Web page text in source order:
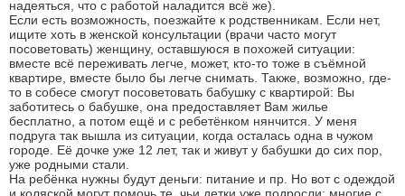
надеяться, что с работой наладится всё же).
Если есть возможность, поезжайте к родственникам. Если нет,
ищите хоть в женской консультации (врачи часто могут
посоветовать) женщину, оставшуюся в похожей ситуации:
вместе всё переживать легче, может, кто-то тоже в съёмной
квартире, вместе было бы легче снимать. Также, возможно, где-
то в собесе смогут посоветовать бабушку с квартирой: Вы
заботитесь о бабушке, она предоставляет Вам жилье
бесплатно, а потом ещё и с ребетёнком нянчится. У меня
подруга так вышла из ситуации, когда осталась одна в чужом
городе. Её дочке уже 12 лет, так и живут у бабушки до сих пор,
уже родными стали.
На ребёнка нужны будут деньги: питание и пр. Но вот с одеждой